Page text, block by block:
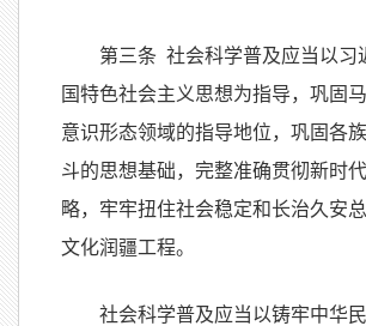
第三条 社会科学普及应当以习
国特色社会主义思想为指导，巩固
意识形态领域的指导地位，巩固各
斗的思想基础，完整准确贯彻新时
略，牢牢扭住社会稳定和长治久安
文化润疆工程。
社会科学普及应当以铸牢中华